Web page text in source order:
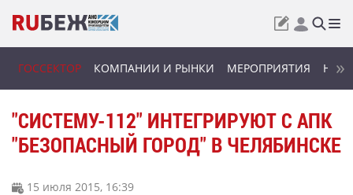
ГОССЕКТОР КОМПАНИИ И РЫНКИ МЕРОПРИЯТИЯ
"СИСТЕМУ-112" ИНТЕГРИРУЮТ С АПК
"БЕЗОПАСНЫЙ ГОРОД" В ЧЕЛЯБИНСКЕ
15 июля 2015, 16:39